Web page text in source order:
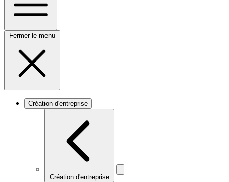
Fermer le menu
Création d'entreprise
Création d'entreprise